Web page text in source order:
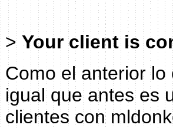
> Your client is
Como el anterior
igual que antes es
clientes con